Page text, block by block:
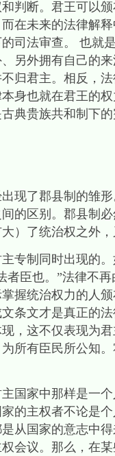
判断。君王可以
在未来的法律解
司法审查。 也就
另外拥有自己的
归君主。相反，
身也就在君王的
典贵族共和制下
现了郡县制的雏
的区别。郡县制
）了统治权之外
专制同时出现的
者臣也。”法律不
握统治权力的人
条文才是真正的
，这不仅表现为
所有臣民所公知
国家中那样是一
的主权者不论是
从国家的意志中
会议。那么，在